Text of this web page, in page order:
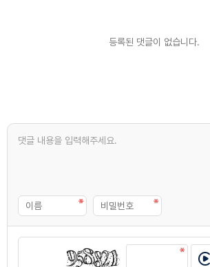
등록된 댓글이 없습니다.